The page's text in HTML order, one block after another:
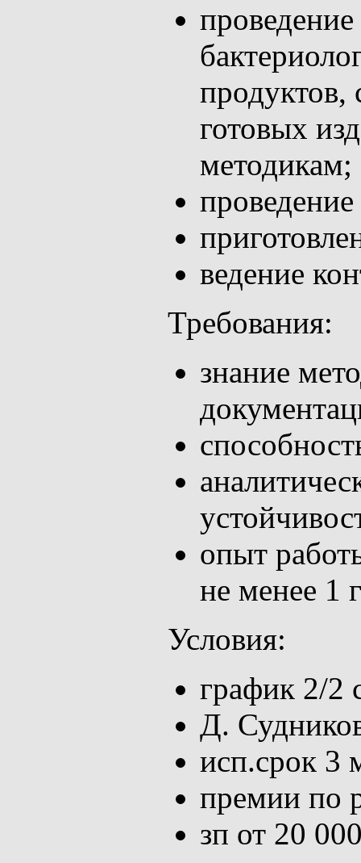
продуктов,
готовых
методикам;
ведение
Требования:
знание
опыт
не менее 1
Условия:
график 2/2
Д.
исп.срок 3
премии по
зп от 20